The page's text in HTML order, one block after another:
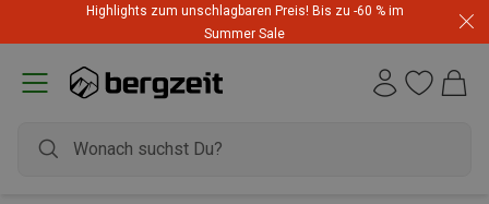
Highlights zum unschlagbaren Preis! Bis zu -60 % im
Summer Sale